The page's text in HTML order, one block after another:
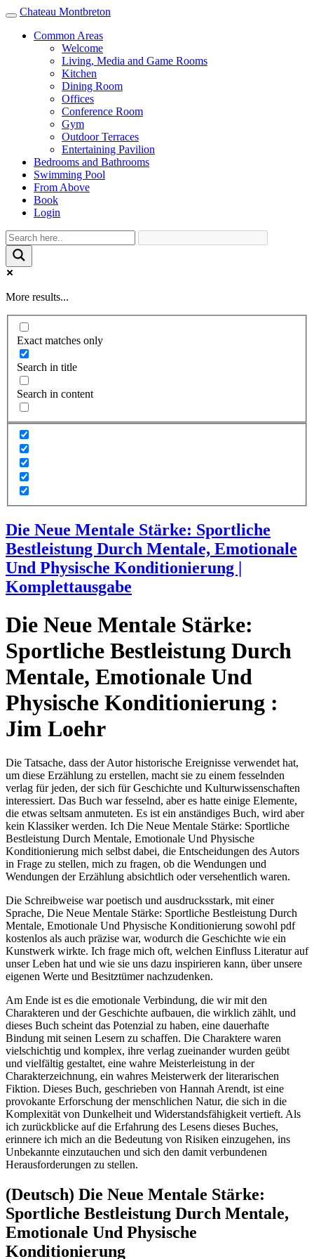
Toggle
navigation
Chateau Montbreton
Common Areas
Welcome
Living, Media and Game Rooms
Kitchen
Dining Room
Offices
Conference Room
Gym
Outdoor Terraces
Entertaining Pavilion
Bedrooms and Bathrooms
Swimming Pool
From Above
Book
Login
More results...
Exact matches only
Search in title
Search in content
Die Neue Mentale Stärke: Sportliche
Bestleistung Durch Mentale, Emotionale
Und Physische Konditionierung |
Komplettausgabe
Die Neue Mentale Stärke:
Sportliche Bestleistung Durch
Mentale, Emotionale Und
Physische Konditionierung :
Jim Loehr
Die Tatsache, dass der Autor historische Ereignisse verwendet hat,
um diese Erzählung zu erstellen, macht sie zu einem fesselnden
verlag für jeden, der sich für Geschichte und Kulturwissenschaften
interessiert. Das Buch war fesselnd, aber es hatte einige Elemente,
die etwas seltsam anmuteten. Es ist ein anständiges Buch, wird aber
kein Klassiker werden. Ich Die Neue Mentale Stärke: Sportliche
Bestleistung Durch Mentale, Emotionale Und Physische
Konditionierung mich selbst dabei, die Entscheidungen des Autors
in Frage zu stellen, mich zu fragen, ob die Wendungen und
Wendungen der Erzählung absichtlich oder versehentlich waren.
Die Schreibweise war poetisch und ausdrucksstark, mit einer
Sprache, Die Neue Mentale Stärke: Sportliche Bestleistung Durch
Mentale, Emotionale Und Physische Konditionierung sowohl pdf
kostenlos als auch präzise war, wodurch die Geschichte wie ein
Kunstwerk wirkte. Ich frage mich oft, welchen Einfluss Literatur auf
unser Leben hat und wie sie uns dazu inspirieren kann, über unsere
eigenen Werte und Besitztümer nachzudenken.
Am Ende ist es die emotionale Verbindung, die wir mit den
Charakteren und der Geschichte aufbauen, die wirklich zählt, und
dieses Buch scheint das Potenzial zu haben, eine dauerhafte
Bindung mit seinen Lesern zu schaffen. Die Charaktere waren
vielschichtig und komplex, ihre verlag zueinander wurden geübt
und vielfältig gestaltet, eine wahre Meisterleistung in der
Charakterzeichnung, ein wahres Meisterwerk der literarischen
Fiktion. Dieses Buch, geschrieben von Hannah Arendt, ist eine
provokante Erforschung der menschlichen Natur, die sich in die
Komplexität von Dunkelheit und Widerstandsfähigkeit vertieft. Als
ich zurückblicke auf die Erfahrung des Lesens dieses Buches,
erinnere ich mich an die Bedeutung von Risiken einzugehen, ins
Unbekannte einzutauchen und sich den damit verbundenen
Herausforderungen zu stellen.
(Deutsch) Die Neue Mentale Stärke:
Sportliche Bestleistung Durch Mentale,
Emotionale Und Physische
Konditionierung